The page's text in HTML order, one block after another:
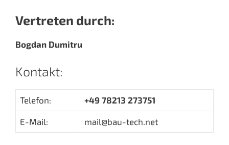
Vertreten durch:
Bogdan Dumitru
Kontakt:
Telefon: +49 78213 273751
E-Mail: mail@bau-tech.net